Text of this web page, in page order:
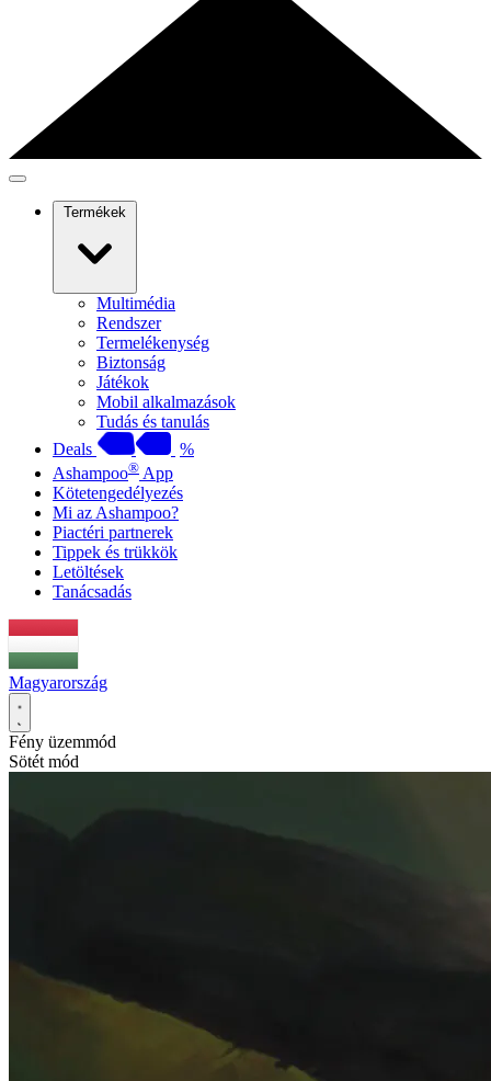
Termékek
Multimédia
Rendszer
Termelékenység
Biztonság
Játékok
Mobil alkalmazások
Tudás és tanulás
Deals
%
Ashampoo® App
Kötetengedélyezés
Mi az Ashampoo?
Piactéri partnerek
Tippek és trükkök
Letöltések
Tanácsadás
Magyarország
Fény üzemmód
Sötét mód